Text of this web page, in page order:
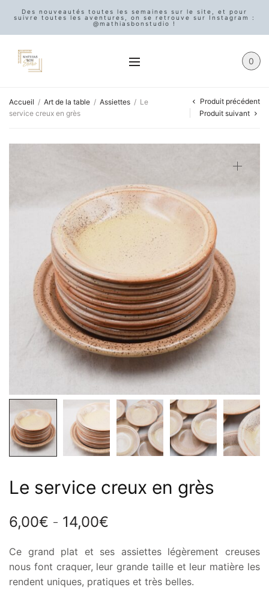
Des nouveautés toutes les semaines sur le site, et pour
suivre toutes les aventures, on se retrouve sur Instagram :
@mathiasbonstudio !
0
Accueil / Art de la table / Assiettes / Le
service creux en grès
Produit précédent
Produit suivant
Le service creux en grès
6,00€ – 14,00€
à
14,00€
Ce grand plat et ses assiettes légèrement creuses
nous font craquer, leur grande taille et leur matière les
rendent uniques, pratiques et très belles.